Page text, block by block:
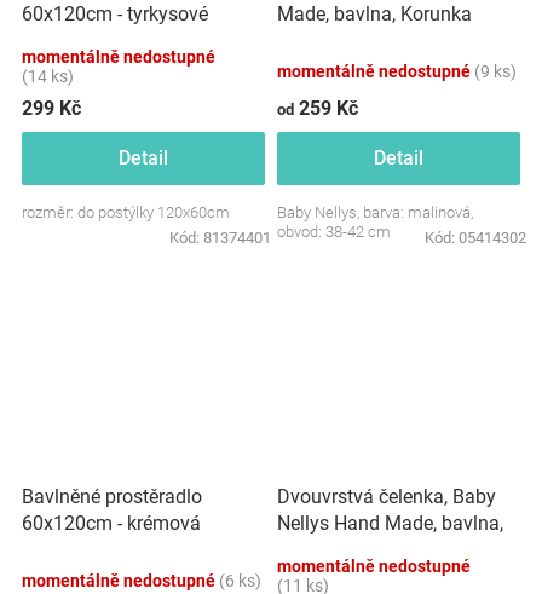
60x120cm - tyrkysové
momentálně nedostupné
(14 ks)
299 Kč
Detail
rozměr: do postýlky 120x60cm
Kód: 81374401
Made, bavlna, Korunka
momentálně nedostupné (9 ks)
od 259 Kč
Detail
Baby Nellys, barva: malinová,
obvod: 38-42 cm
Kód: 05414302
Bavlněné prostěradlo
60x120cm - krémová
momentálně nedostupné (6 ks)
Dvouvrstvá čelenka, Baby
Nellys Hand Made, bavlna,
80/98
momentálně nedostupné
(11 ks)